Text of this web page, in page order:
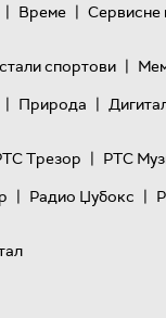
| Време | Сервисне
спортови |
| Природа |
Трезор | РТС
| Радио Џубокс |